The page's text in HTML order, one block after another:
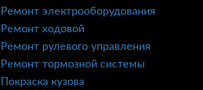
Ремонт электрооборудования
Ремонт ходовой
Ремонт рулевого управления
Ремонт тормозной системы
Покраска кузова